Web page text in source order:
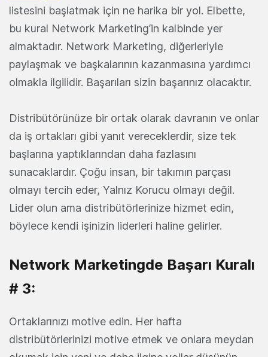
listesini başlatmak için ne harika bir yol. Elbette,
bu kural Network Marketing’in kalbinde yer
almaktadır. Network Marketing, diğerleriyle
paylaşmak ve başkalarının kazanmasına yardımcı
olmakla ilgilidir. Başarıları sizin başarınız olacaktır.
Distribütörünüze bir ortak olarak davranın ve onlar
da iş ortakları gibi yanıt vereceklerdir, size tek
başlarına yaptıklarından daha fazlasını
sunacaklardır. Çoğu insan, bir takımın parçası
olmayı tercih eder, Yalnız Korucu olmayı değil.
Lider olun ama distribütörlerinize hizmet edin,
böylece kendi işinizin liderleri haline gelirler.
Network Marketingde Başarı Kuralı
# 3:
Ortaklarınızı motive edin. Her hafta
distribütörlerinizi motive etmek ve onlara meydan